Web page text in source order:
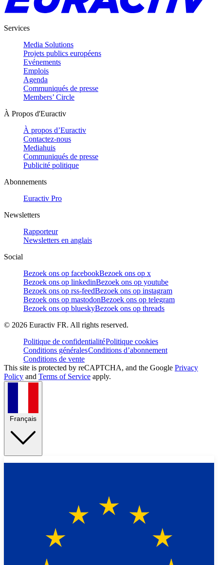
Services
Media Solutions
Projets publics européens
Evénements
Emplois
Agenda
Communiqués de presse
Members’ Circle
À Propos d'Euractiv
À propos d’Euractiv
Contactez-nous
Mediahuis
Communiqués de presse
Publicité politique
Abonnements
Euractiv Pro
Newsletters
Rapporteur
Newsletters en anglais
Social
Bezoek ons op facebookBezoek ons op x
Bezoek ons op linkedinBezoek ons op youtube
Bezoek ons op rss-feedBezoek ons op instagram
Bezoek ons op mastodonBezoek ons op telegram
Bezoek ons op blueskyBezoek ons op threads
© 2026 Euractiv FR. All rights reserved.
Politique de confidentialitéPolitique cookies
Conditions généralesConditions d’abonnement
Conditions de vente
This site is protected by reCAPTCHA, and the Google Privacy
Policy and Terms of Service apply.
Français